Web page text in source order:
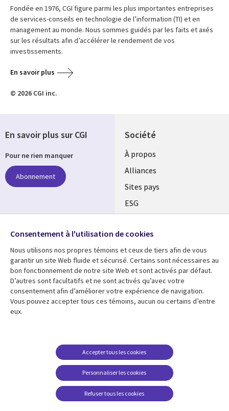
Fondée en 1976, CGI figure parmi les plus importantes entreprises
de services-conseils en technologie de l’information (TI) et en
management au monde. Nous sommes guidés par les faits et axés
sur les résultats afin d’accélérer le rendement de vos
investissements.
En savoir plus
© 2026 CGI inc.
Société
À propos
Alliances
Sites pays
ESG
Fusions
Salle de presse
Ressources
Articles
Études de cas
Baladodiffusions
Support
Restrictions et
conditions juridiques
Carrières FAQ
Centre de gestion des
En savoir plus sur CGI
Pour ne rien manquer
Abonnement
Suivez-nous
Social
Media
Global
FR
Consentement à l'utilisation de cookies
Nous utilisons nos propres témoins et ceux de tiers afin de vous
garantir un site Web fluide et sécurisé. Certains sont nécessaires au
bon fonctionnement de notre site Web et sont activés par défaut.
D’autres sont facultatifs et ne sont activés qu’avec votre
consentement afin d’améliorer votre expérience de navigation.
Vous pouvez accepter tous ces témoins, aucun ou certains d’entre
eux.
Personnaliser les cookies
Accepter tous les cookies
Refuser tous les cookies